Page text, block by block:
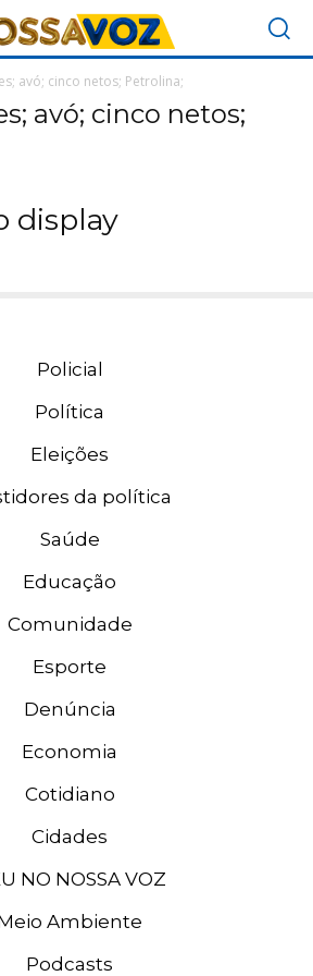
avó; cinco netos; Petrolina;
avó; cinco netos;
display
Policial
Política
Eleições
da política
Saúde
Educação
Comunidade
Esporte
Denúncia
Economia
Cotidiano
Cidades
NO NOSSA VOZ
Ambiente
Podcasts